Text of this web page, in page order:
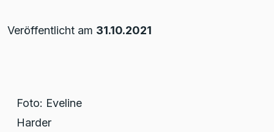
Veröffentlicht am 31.10.2021
Foto: Eveline
Harder